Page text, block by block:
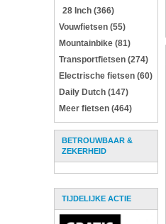
28 Inch (366)
Vouwfietsen (55)
Mountainbike (81)
Transportfietsen (274)
Electrische fietsen (60)
Daily Dutch (147)
Meer fietsen (464)
BETROUWBAAR &
ZEKERHEID
TIJDELIJKE ACTIE